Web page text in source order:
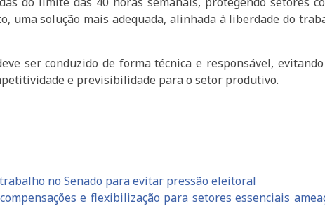
uma solução mais adequada, alinhada à liberdade do
ser conduzido de forma técnica e responsável,
e previsibilidade para o setor produtivo.
no Senado para evitar pressão eleitoral
e flexibilização para setores essenciais